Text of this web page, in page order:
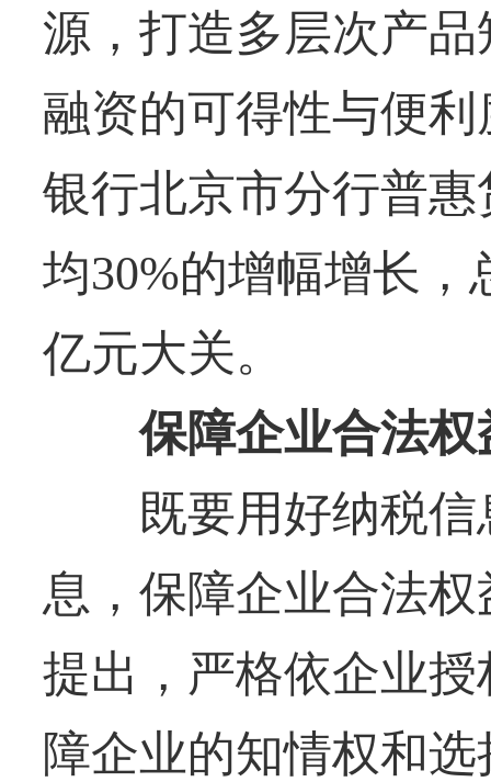
源，打造多层次产
融资的可得性与便
银行北京市分行普
均30%的增幅增长
亿元大关。
保障企业合法权
既要用好纳税信
息，保障企业合法
提出，严格依企业
障企业的知情权和